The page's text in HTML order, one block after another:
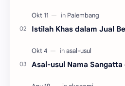
kecamatan y…
Istilah Khas dalam Jual
Asal-usul Nama